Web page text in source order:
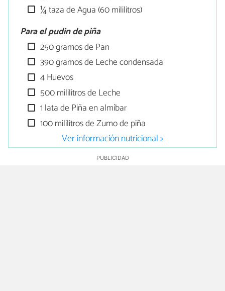
¼ taza de Agua (60 mililitros)
Para el pudin de piña
250 gramos de Pan
390 gramos de Leche condensada
4 Huevos
500 mililitros de Leche
1 lata de Piña en almíbar
100 mililitros de Zumo de piña
Ver información nutricional >